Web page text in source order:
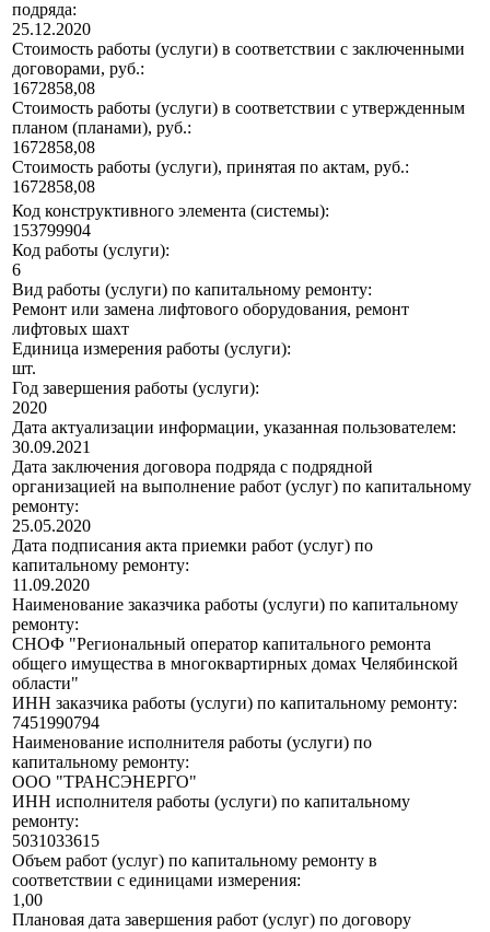
подряда:
25.12.2020
Стоимость работы (услуги) в соответствии с заключенными
договорами, руб.:
1672858,08
Стоимость работы (услуги) в соответствии с утвержденным
планом (планами), руб.:
1672858,08
Стоимость работы (услуги), принятая по актам, руб.:
1672858,08
Код конструктивного элемента (системы):
153799904
Код работы (услуги):
6
Вид работы (услуги) по капитальному ремонту:
Ремонт или замена лифтового оборудования, ремонт
лифтовых шахт
Единица измерения работы (услуги):
шт.
Год завершения работы (услуги):
2020
Дата актуализации информации, указанная пользователем:
30.09.2021
Дата заключения договора подряда с подрядной
организацией на выполнение работ (услуг) по капитальному
ремонту:
25.05.2020
Дата подписания акта приемки работ (услуг) по
капитальному ремонту:
11.09.2020
Наименование заказчика работы (услуги) по капитальному
ремонту:
СНОФ "Региональный оператор капитального ремонта
общего имущества в многоквартирных домах Челябинской
области"
ИНН заказчика работы (услуги) по капитальному ремонту:
7451990794
Наименование исполнителя работы (услуги) по
капитальному ремонту:
ООО "ТРАНСЭНЕРГО"
ИНН исполнителя работы (услуги) по капитальному
ремонту:
5031033615
Объем работ (услуг) по капитальному ремонту в
соответствии с единицами измерения:
1,00
Плановая дата завершения работ (услуг) по договору